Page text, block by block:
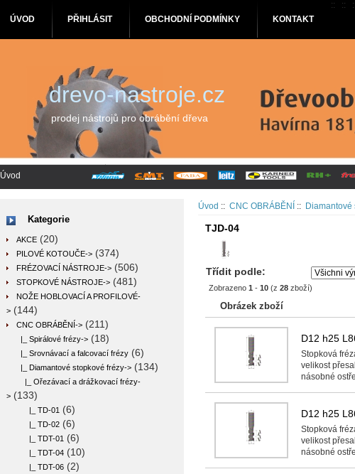
ÚVOD
::
PŘIHLÁSIT
::
OBCHODNÍ PODMÍNKY
::
KONTAKT
drevo-nastroje.cz
prodej nástrojů pro obrábění dřeva
Úvod
Kategorie
AKCE (20)
PILOVÉ KOTOUČE-> (374)
FRÉZOVACÍ NÁSTROJE-> (506)
STOPKOVÉ NÁSTROJE-> (481)
NOŽE HOBLOVACÍ A PROFILOVÉ-
> (144)
CNC OBRÁBĚNÍ-> (211)
|_ Spirálové frézy-> (18)
|_ Srovnávací a falcovací frézy (6)
|_ Diamantové stopkové frézy-> (134)
|_ Ořezávací a drážkovací frézy-
> (133)
|_ TD-01 (6)
|_ TD-02 (6)
|_ TDT-01 (6)
|_ TDT-04 (10)
|_ TDT-06 (2)
Úvod :: CNC OBRÁBĚNÍ :: Diamantové
TJD-04
Třídit podle:
Zobrazeno1 -10 (z28 zboží)
Obrázek zboží
D12 h25
Stopková
velikost
násobné
D12 h25
Stopková
velikost
násobné